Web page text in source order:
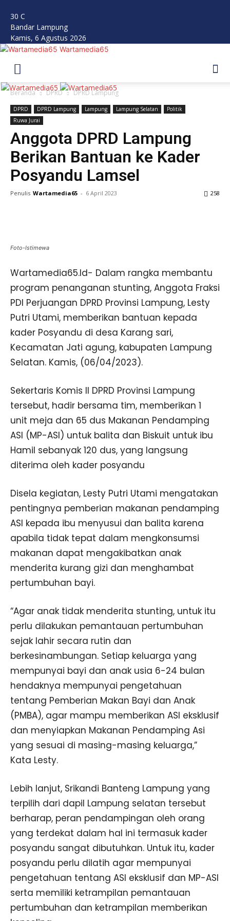
30 C
Bandar Lampung
Kamis, 6 Agustus 2026
Wartamedia65
Beranda DPRD DPRD Lampung
DPRD DPRD Lampung Lampung Lampung Selatan
Politik
Ruwa Jurai
Anggota DPRD Lampung
Berikan Bantuan ke Kader
Posyandu Lamsel
Penulis Wartamedia65 - 6 April 2023 258
Foto-Istimewa
Wartamedia65.Id- Dalam rangka membantu
program penanganan stunting, Anggota Fraksi
PDI Perjuangan DPRD Provinsi Lampung, Lesty
Putri Utami, memberikan bantuan kepada
kader Posyandu di desa Karang sari,
Kecamatan Jati agung, kabupaten Lampung
Selatan. Kamis, (06/04/2023).
Sekertaris Komis II DPRD Provinsi Lampung
tersebut, hadir bersama tim, memberikan 1
unit meja dan 65 dus Makanan Pendamping
ASI (MP-ASI) untuk balita dan Biskuit untuk ibu
Hamil sebanyak 120 dus, yang langsung
diterima oleh kader posyandu
Disela kegiatan, Lesty Putri Utami mengatakan
pentingnya pemberian makanan pendamping
ASI kepada ibu menyusui dan balita karena
apabila tidak tepat dalam mengkonsumsi
makanan dapat mengakibatkan anak
menderita kurang gizi dan menghambat
pertumbuhan bayi.
“Agar anak tidak menderita stunting, untuk itu
perlu dilakukan pemantauan pertumbuhan
sejak lahir secara rutin dan
berkesinambungan. Setiap keluarga yang
mempunyai bayi dan anak usia 6-24 bulan
hendaknya mempunyai pengetahuan
tentang Pemberian Makan Bayi dan Anak
(PMBA), agar mampu memberikan ASI eksklusif
dan menyiapkan Makanan Pendamping Asi
yang sesuai di masing-masing keluarga,”
Kata Lesty.
Lebih lanjut, Srikandi Banteng Lampung yang
terpilih dari dapil Lampung selatan tersebut
berharap, peran pendampingan oleh orang
yang terdekat dalam hal ini termasuk kader
posyandu sangat dibutuhkan. Untuk itu, kader
posyandu perlu dilatih agar mempunyai
pengetahuan tentang ASI eksklusif dan MP-ASI
serta memiliki ketrampilan pemantauan
pertumbuhan dan ketrampilan memberikan